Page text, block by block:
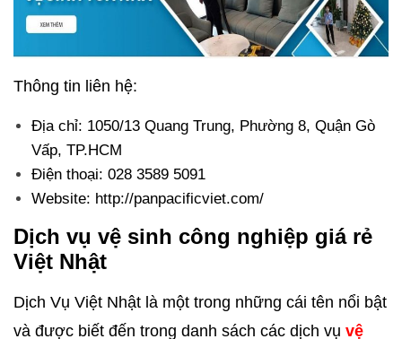
Thông tin liên hệ:
Địa chỉ: 1050/13 Quang Trung, Phường 8, Quận Gò
Vấp, TP.HCM
Điện thoại: 028 3589 5091
Website: http://panpacificviet.com/
Dịch vụ vệ sinh công nghiệp giá rẻ
Việt Nhật
Dịch Vụ Việt Nhật là một trong những cái tên nổi bật
và được biết đến trong danh sách các dịch vụ vệ